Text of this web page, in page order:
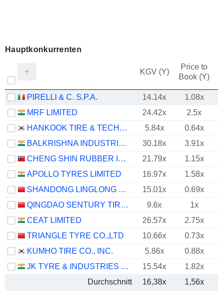
Hauptkonkurrenten
KGV (Y)
Price to
Book (Y)
PIRELLI & C. S.P.A. 14.14x
1.08x
MRF LIMITED
24.42x 2.5x
HANKOOK TIRE & TECHNOLOGY CO., LTD.
5.84x
0.64x
BALKRISHNA INDUSTRIES LIMITED
30.18x
3.91x
CHENG SHIN RUBBER IND. CO., LTD.
21.79x
1.15x
APOLLO TYRES LIMITED
16.97x
1.58x
SHANDONG LINGLONG TYRE CO.,LTD.
15.01x
0.69x
QINGDAO SENTURY TIRE CO., LTD.
9.6x
1x
CEAT LIMITED
26.57x
2.75x
TRIANGLE TYRE CO.,LTD
10.66x
0.73x
KUMHO TIRE CO., INC.
5.86x
0.88x
JK TYRE & INDUSTRIES LIMITED
15.54x
1.82x
Durchschnitt
16,38x
1,56x